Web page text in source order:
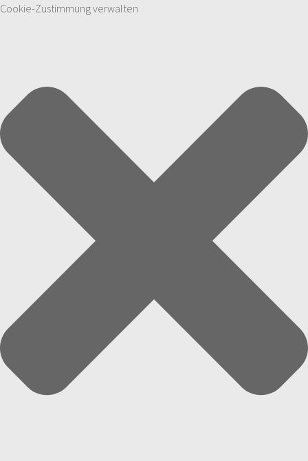
Cookie-Zustimmung verwalten